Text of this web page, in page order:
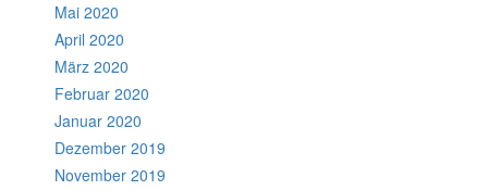
Mai 2020
April 2020
März 2020
Februar 2020
Januar 2020
Dezember 2019
November 2019